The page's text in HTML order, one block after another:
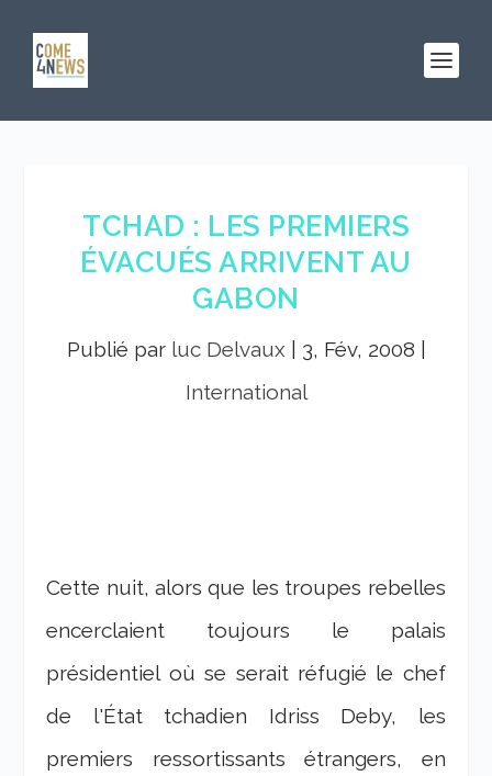
TCHAD : LES PREMIERS
ÉVACUÉS ARRIVENT AU
GABON
Publié par luc Delvaux 3, Fév, 2008
International
Cette nuit, alors que les troupes rebelles
encerclaient toujours le palais
présidentiel où se serait réfugié le chef
de l'État tchadien Idriss Deby, les
premiers ressortissants étrangers, en